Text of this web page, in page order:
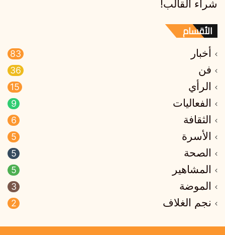
شراء القالب!
الأقسام
أخبار 83
فن 36
الرأي 15
الفعاليات 9
الثقافة 6
الأسرة 5
الصحة 5
المشاهير 5
الموضة 3
نجم الغلاف 2